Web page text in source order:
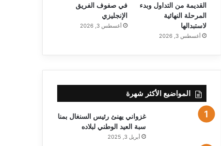
القديمة من التداول وبدء
المرحلة النهائية
لاستبدالها
أغسطس 3, 2026
في صفوف الفريق
الإنجليزي
أغسطس 3, 2026
المواضيع الأكثر شهرة
غزواني يهنئ رئيس السنغال بمنا
سبة العيد الوطني لبلاده
أبريل 3, 2025